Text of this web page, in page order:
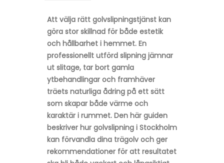
Att välja rätt golvslipningstjänst kan
göra stor skillnad för både estetik
och hållbarhet i hemmet. En
professionellt utförd slipning jämnar
ut slitage, tar bort gamla
ytbehandlingar och framhäver
träets naturliga ådring på ett sätt
som skapar både värme och
karaktär i rummet. Den här guiden
beskriver hur golvslipning i Stockholm
kan förvandla dina trägolv och ger
rekommendationer för att resultatet